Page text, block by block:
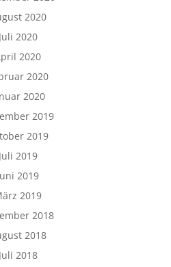
2020
Juli 2020
2020
2020
2020
2019
2019
Juli 2019
2019
2019
2018
2018
Juli 2018